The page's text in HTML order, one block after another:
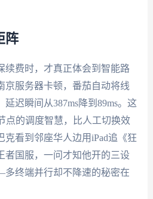
阵
续费时，才真正体会到智能路
京服务器卡顿，番茄自动将线
迟瞬间从387ms降到89ms。这
点的调度智慧，比人工切换效
克看到邻座华人边用iPad追《狂
者国服，一问才知他开的三设
终端并行却不降速的秘密在